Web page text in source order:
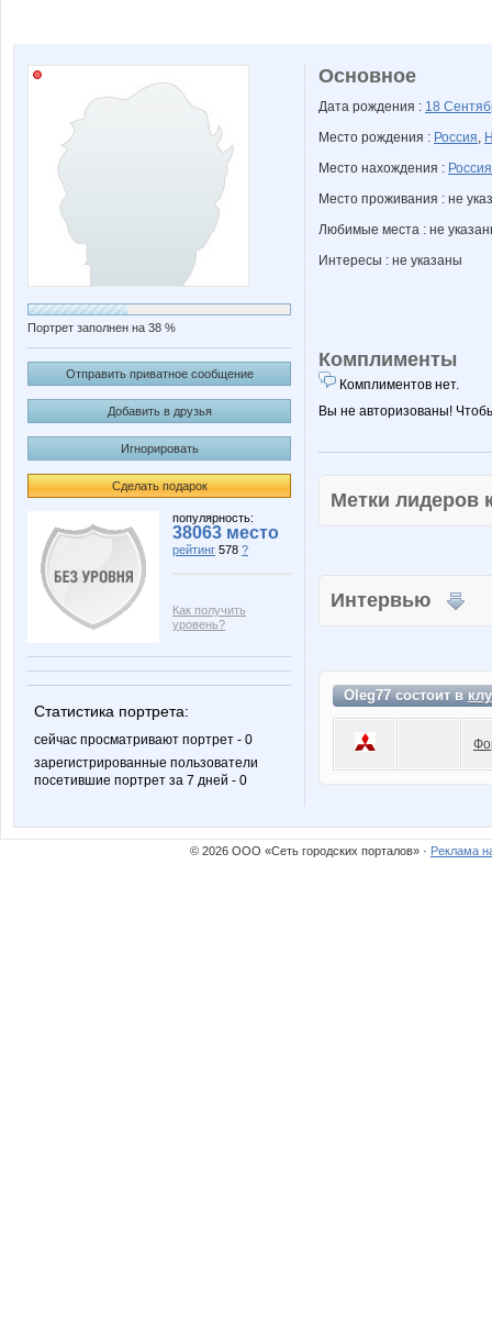
Портрет заполнен на 38 %
Отправить приватное сообщение
Добавить в друзья
Игнорировать
Сделать подарок
популярность:
38063 место
рейтинг 578 ?
Как получить
уровень?
Статистика портрета:
сейчас просматривают портрет - 0
зарегистрированные пользователи
посетившие портрет за 7 дней - 0
Основное
Дата рождения : 18
Место рождения : Россия,
Место нахождения : Россия
Место проживания : не
Любимые места : не
Интересы : не указаны
Комплименты
Комплиментов нет.
Вы не авторизованы!
Метки
Интервью
Oleg77 состоит в
© 2026 ООО «Сеть городских порталов» · Реклама